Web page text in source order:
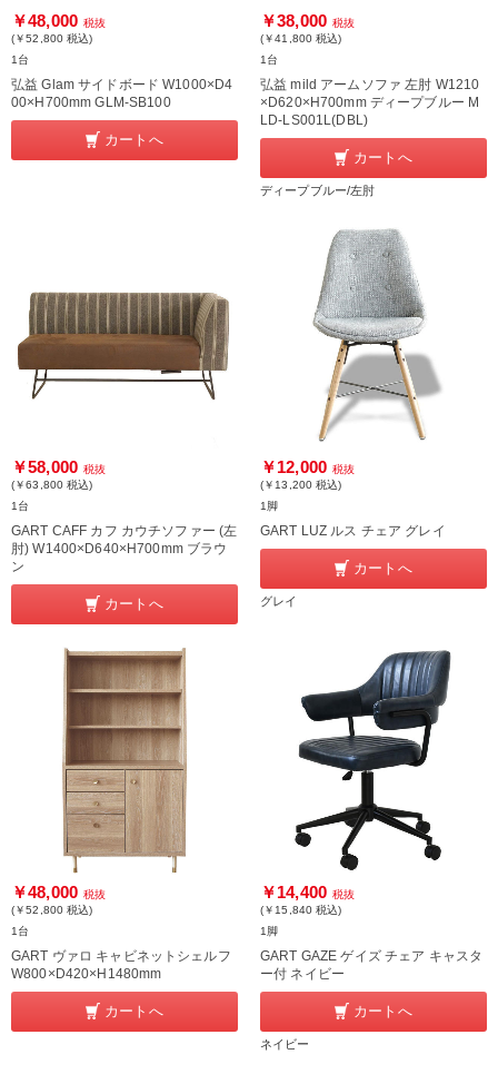
￥48,000 税抜
(￥52,800 税込)
1台
弘益 Glam サイドボード W1000×D4
00×H700mm GLM-SB100
カートへ
￥38,000 税抜
(￥41,800 税込)
1台
弘益 mild アームソファ 左肘 W1210
×D620×H700mm ディープブルー M
LD-LS001L(DBL)
カートへ
ディープブルー/左肘
￥58,000 税抜
(￥63,800 税込)
1台
GART CAFF カフ カウチソファー (左
肘) W1400×D640×H700mm ブラウ
ン
カートへ
￥12,000 税抜
(￥13,200 税込)
1脚
GART LUZ ルス チェア グレイ
カートへ
グレイ
￥48,000 税抜
(￥52,800 税込)
1台
GART ヴァロ キャビネットシェルフ
W800×D420×H1480mm
カートへ
￥14,400 税抜
(￥15,840 税込)
1脚
GART GAZE ゲイズ チェア キャスタ
ー付 ネイビー
カートへ
ネイビー